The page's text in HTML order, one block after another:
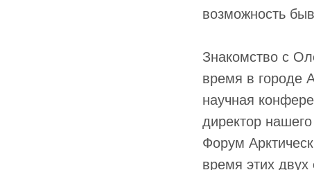
возможность
Знакомство с
время в городе
научная
директор
Форум
время этих двух